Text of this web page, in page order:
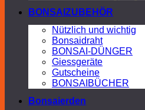
BONSAIZUBEHÖR
Nützlich und wichtig
Bonsaidraht
BONSAI-DÜNGER
Giessgeräte
Gutscheine
BONSAIBÜCHER
Bonsaierden